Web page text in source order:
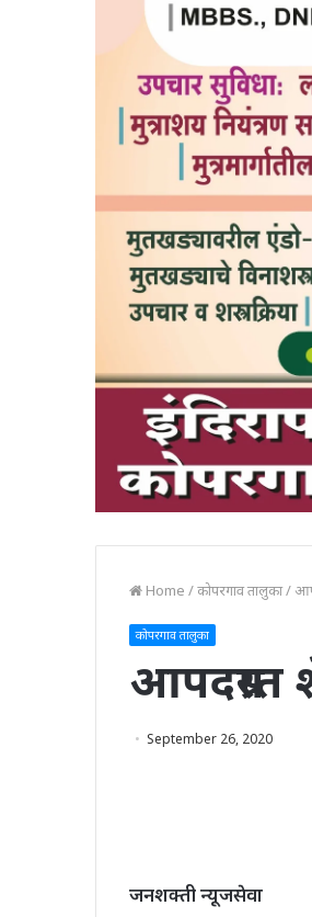
Home /कोपरगाव तालुका/
कोपरगाव तालुका
September 26, 2020
जनशक्ती न्यूजसेवा